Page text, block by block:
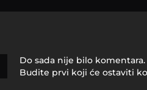
Do sada nije bilo komentara.
Budite prvi koji će ostaviti